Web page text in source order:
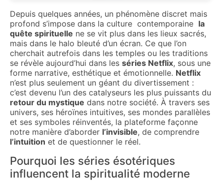
Depuis quelques années, un phénomène discret mais
profond s’impose dans la culture contemporaine la
quête spirituelle ne se vit plus dans les lieux sacrés,
mais dans le halo bleuté d’un écran. Ce que l’on
cherchait autrefois dans les temples ou les traditions
se révèle aujourd’hui dans les séries Netflix, sous une
forme narrative, esthétique et émotionnelle. Netflix
n’est plus seulement un géant du divertissement :
c’est devenu l’un des catalyseurs les plus puissants du
retour du mystique dans notre société. À travers ses
univers, ses héroïnes intuitives, ses mondes parallèles
et ses symboles réinventés, la plateforme façonne
notre manière d’aborder l’invisible, de comprendre
l’intuition et de questionner le réel.
Pourquoi les séries ésotériques
influencent la spiritualité moderne